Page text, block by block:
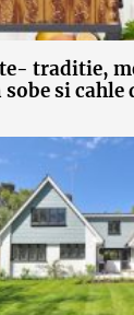
traditie,
si cahle